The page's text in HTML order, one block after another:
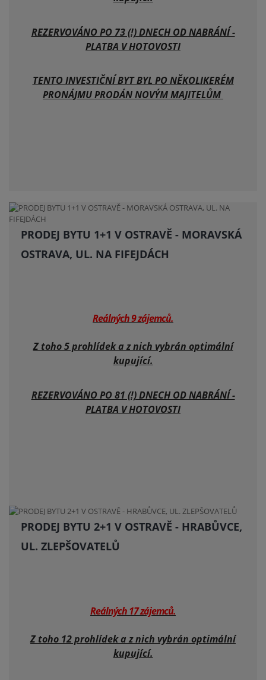
REZERVOVÁNO PO 73 (!) DNECH OD NABRÁNÍ -
PLATBA V HOTOVOSTI
TENTO INVESTIČNÍ BYT BYL PO NĚKOLIKERÉM
PRONÁJMU PRODÁN NOVÝM MAJITELŮM
PRODEJ BYTU 1+1 V OSTRAVĚ - MORAVSKÁ
OSTRAVA, UL. NA FIFEJDÁCH
Reálných 9 zájemců.
Z toho 5 prohlídek a z nich vybrán optimální
kupující.
REZERVOVÁNO PO 81 (!) DNECH OD NABRÁNÍ -
PLATBA V HOTOVOSTI
PRODEJ BYTU 2+1 V OSTRAVĚ - HRABŮVCE,
UL. ZLEPŠOVATELŮ
Reálných 17 zájemců.
Z toho 12 prohlídek a z nich vybrán optimální
kupující.